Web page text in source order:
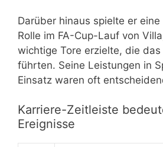
Darüber hinaus spielte er
Rolle im FA-Cup-Lauf von
wichtige Tore erzielte, die das
führten. Seine Leistungen in
Einsatz waren oft
Karriere-Zeitleiste
Ereignisse